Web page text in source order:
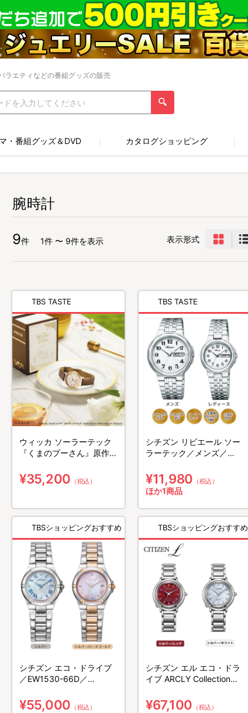
ラエティなどの番組グッズの販売
・番組グッズ＆DVD カタログショッピング
腕時計
9件 1件 〜 9件を表示 表示形式
TBS TASTE
ウィッカ ソーラーテック
『くまのプーさん』原作デ
スペシャルモデル
¥35,200 （税込）
TBS TASTE
シチズン リビエール ソー
ラーテック／メンズ／
¥11,980 （税込）
ほか1商品
TBSショッピングおすすめ
シチズン エコ・ドライブ
／EW1530-66D／
¥55,000 （税込）
TBSショッピングおすすめ
シチズン エル エコ・ドラ
イブ ARCLY Collection／
60D
¥67,100 （税込）